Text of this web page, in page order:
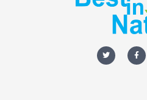
w
i
t
a
c
e